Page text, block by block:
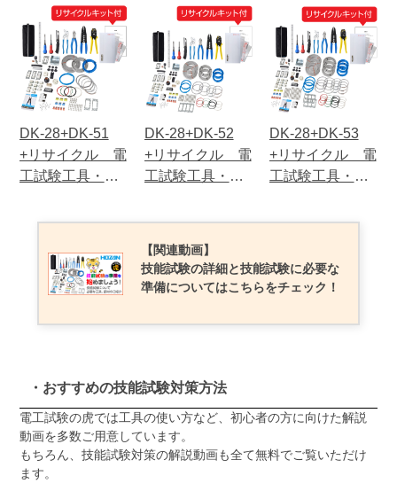
DK-28+DK-51
+リサイクル 電
工試験工具・部
DK-28+DK-52
+リサイクル 電
工試験工具・部
DK-28+DK-53
+リサイクル 電
工試験工具・部
【関連動画】
技能試験の詳細と技能試験に必要な
準備についてはこちらをチェック！
・おすすめの技能試験対策方法
電工試験の虎では工具の使い方など、初心者の方に向けた解説
動画を多数ご用意しています。
もちろん、技能試験対策の解説動画も全て無料でご覧いただけ
ます。